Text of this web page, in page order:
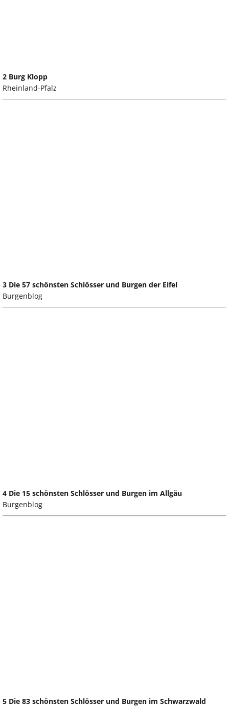
2 Burg Klopp
Rheinland-Pfalz
3 Die 57 schönsten Schlösser und Burgen der Eifel
Burgenblog
4 Die 15 schönsten Schlösser und Burgen im Allgäu
Burgenblog
5 Die 83 schönsten Schlösser und Burgen im Schwarzwald